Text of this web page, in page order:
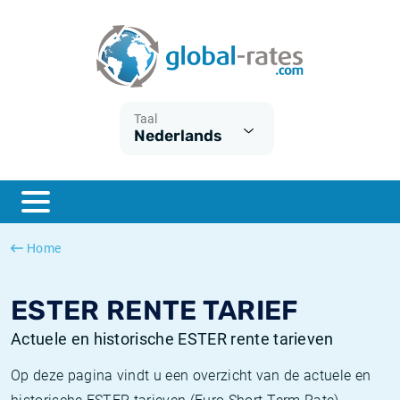
Taal
Nederlands
Home
ESTER RENTE TARIEF
Actuele en historische ESTER rente tarieven
Op deze pagina vindt u een overzicht van de actuele en
ESTER
SONIA
Wat is CPI inflatie?
Wat is HICP inflatie?
Nederlandse inflatie - CPI
Amerikaanse inflatie - CPI
Euribor historie
SOFR historie
TONAR historie
Inflatiecalculator